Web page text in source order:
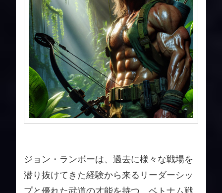
ジョン・ランボーは、過去に様々な戦場を
潜り抜けてきた経験から来るリーダーシッ